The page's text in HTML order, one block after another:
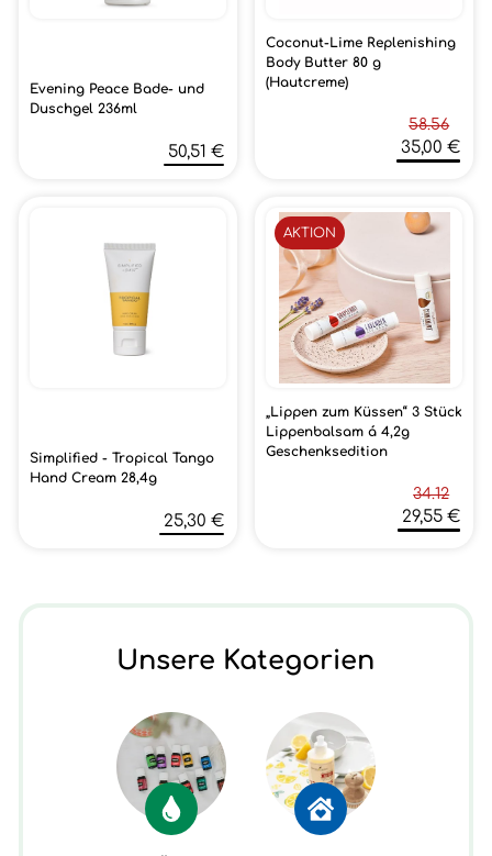
Evening Peace Bade- und
Duschgel 236ml
50,51 €
Coconut-Lime Replenishing
Body Butter 80 g
(Hautcreme)
58.56
35,00 €
Simplified - Tropical Tango
Hand Cream 28,4g
25,30 €
„Lippen zum Küssen“ 3 Stück
Lippenbalsam á 4,2g
Geschenksedition
34.12
29,55 €
AKTION
Unsere Kategorien